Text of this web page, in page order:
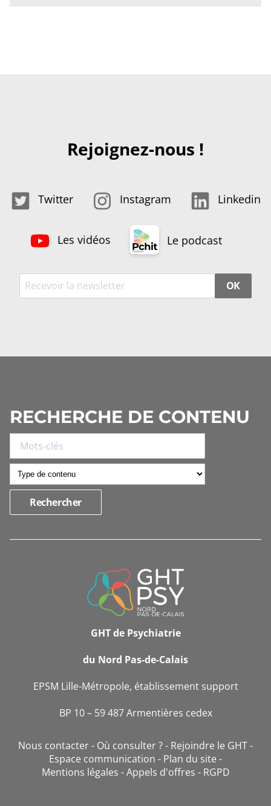
Rejoignez-nous !
Twitter Instagram Linkedin
Les vidéos Le podcast
OK
RECHERCHE DE CONTENU
INFORMATIONS
GHT de Psychiatrie
du Nord Pas-de-Calais
EPSM Lille-Métropole, établissement support
BP 10 – 59 487 Armentières cedex
Nous contacter Où consulter ?
Rejoindre le GHT
Espace communication
Plan du site
Mentions légales
Appels d'offres RGPD